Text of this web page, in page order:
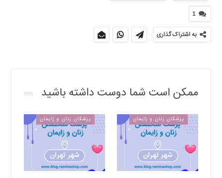
1
به اشتراک گذاری
ممکن است شما دوست داشته باشید
پزشکان زنان و زایمان پزشکان زنان و زایمان